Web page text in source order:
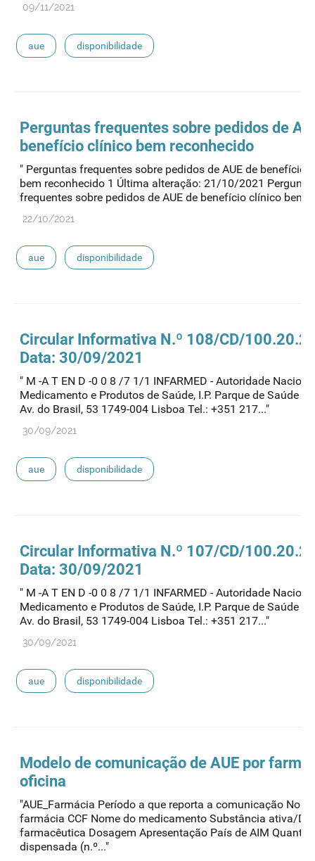
09/11/2021
aue disponibilidade
Perguntas frequentes sobre pedidos de
benefício clínico bem reconhecido
" Perguntas frequentes sobre pedidos de AUE de benefício
bem reconhecido 1 Última alteração: 21/10/2021
frequentes sobre pedidos de AUE de benefício clínico bem
22/10/2021
aue disponibilidade
Circular Informativa N.º 108/CD/
Data: 30/09/2021
" M -A T EN D -0 0 8 /7 1/1 INFARMED - Autoridade
Medicamento e Produtos de Saúde, I.P. Parque de Saúde
Av. do Brasil, 53 1749-004 Lisboa Tel.: +351 217..."
30/09/2021
aue disponibilidade
Circular Informativa N.º 107/CD/
Data: 30/09/2021
" M -A T EN D -0 0 8 /7 1/1 INFARMED - Autoridade
Medicamento e Produtos de Saúde, I.P. Parque de Saúde
Av. do Brasil, 53 1749-004 Lisboa Tel.: +351 217..."
30/09/2021
aue disponibilidade
Modelo de comunicação de AUE por
oficina
"AUE_Farmácia Período a que reporta a comunicação
farmácia CCF Nome do medicamento Substância ativa/
farmacêutica Dosagem Apresentação País de AIM
dispensada (n.º..."